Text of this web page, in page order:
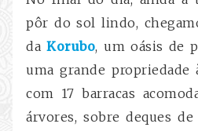
pôr do sol lindo,
daKorubo, um oásis de
uma grande
com 17 barracas
árvores, sobre deques